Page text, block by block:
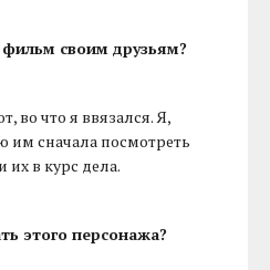
своим друзьям?
во что я ввязался. Я,
им сначала посмотреть
их в курс дела.
этого персонажа?